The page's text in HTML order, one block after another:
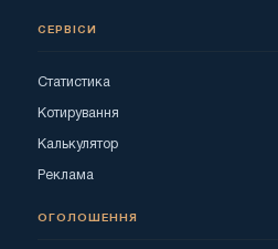
СЕРВІСИ
Статистика
Котирування
Калькулятор
Реклама
ОГОЛОШЕННЯ